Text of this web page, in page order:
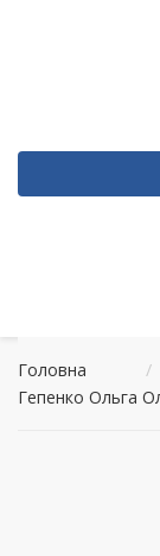
Головна /
Гепенко Ольга